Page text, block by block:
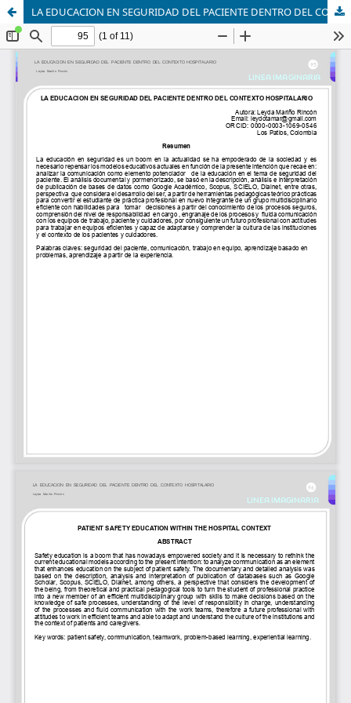
LA EDUCACION EN SEGURIDAD DEL PACIENTE DENTRO DEL CONTEXTO HOSPITALARIO